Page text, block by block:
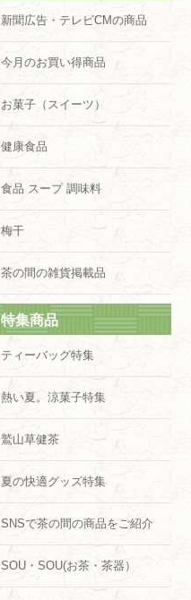
新聞広告・テレビCMの商品
今月のお買い得商品
お菓子（スイーツ）
健康食品
食品 スープ 調味料
梅干
茶の間の雑貨掲載品
特集商品
ティーバッグ特集
熱い夏。涼菓子特集
鷲山草健茶
夏の快適グッズ特集
SNSで茶の間の商品をご紹介
SOU・SOU(お茶・茶器）